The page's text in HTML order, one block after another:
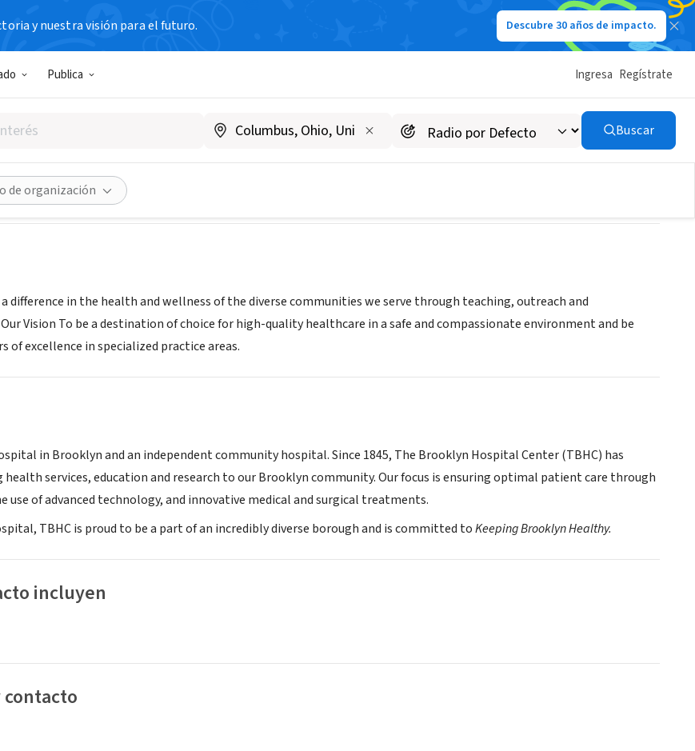
y nuestra visión para el futuro. Descubre 30 años de impacto.
Publica Ingresa Regístrate
Buscar
de organización
Hospital Center
Guardar
difference in the health and wellness of the diverse communities we serve through teaching, outreach and
Vision To be a destination of choice for high-quality healthcare in a safe and compassionate environment and be
of excellence in specialized practice areas.
in Brooklyn and an independent community hospital. Since 1845, The Brooklyn Hospital Center (TBHC) has
services, education and research to our Brooklyn community. Our focus is ensuring optimal patient care through
use of advanced technology, and innovative medical and surgical treatments.
TBHC is proud to be a part of an incredibly diverse borough and is committed toKeeping Brooklyn Healthy.
incluyen